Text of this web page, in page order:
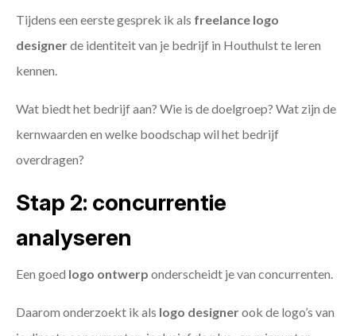
Tijdens een eerste gesprek ik als freelance logo
designerde identiteit van je bedrijf in Houthulst te leren
kennen.
Wat biedt het bedrijf aan? Wie is de doelgroep? Wat zijn de
kernwaarden en welke boodschap wil het bedrijf
overdragen?
Stap 2: concurrentie
analyseren
Een goed logo ontwerp onderscheidt je van concurrenten.
Daarom onderzoekt ik als logo designerook de logo’s van